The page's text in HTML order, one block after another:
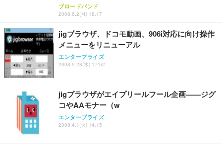
ブロードバンド
2008.6.2(月) 18:17
jigブラウザ、ドコモ動画、906i対応に向け操作
メニューをリニューアル
エンタープライズ
2008.5.28(水) 17:52
jigブラウザがエイプリールフール企画——ジグ
コやAAモナー（w
エンタープライズ
2008.4.1(火) 14:15